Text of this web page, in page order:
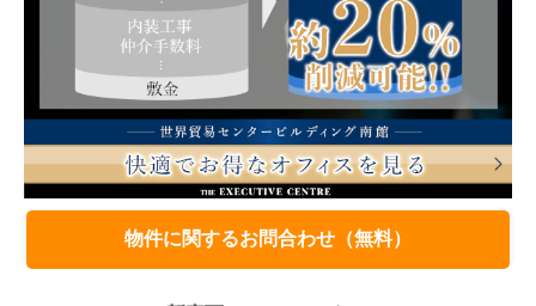
物件に関するお問合わせ（無料）